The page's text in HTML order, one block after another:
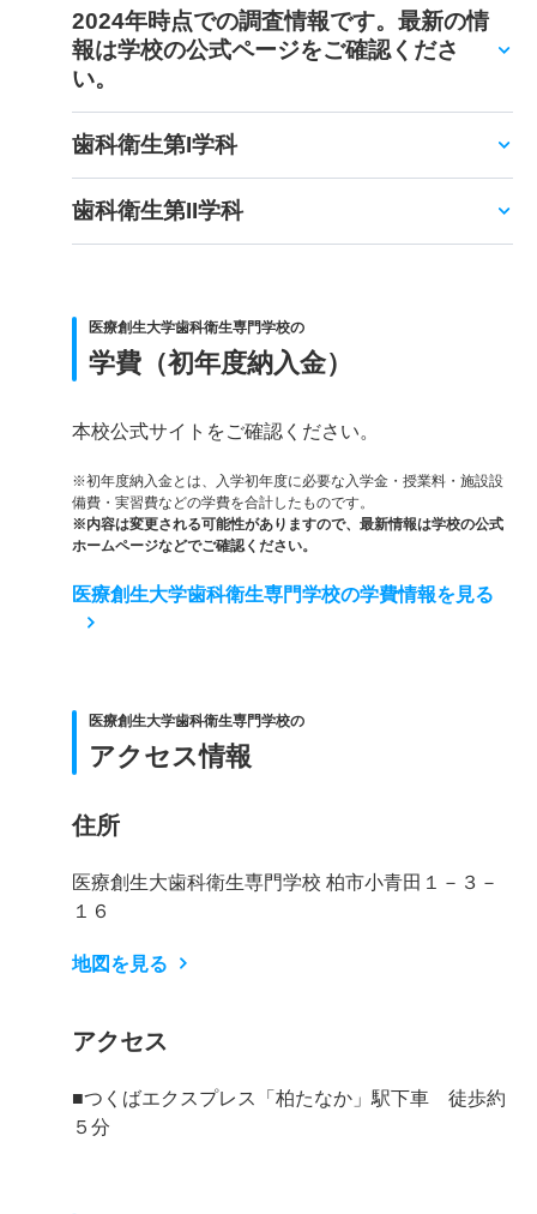
2024年時点での調査情報です。最新の情
報は学校の公式ページをご確認くださ
い。
歯科衛生第I学科
歯科衛生第II学科
医療創生大学歯科衛生専門学校の
学費（初年度納入金）
本校公式サイトをご確認ください。
※初年度納入金とは、入学初年度に必要な入学金・授業料・施設設
備費・実習費などの学費を合計したものです。
※内容は変更される可能性がありますので、最新情報は学校の公式
ホームページなどでご確認ください。
医療創生大学歯科衛生専門学校の学費情報を見る
医療創生大学歯科衛生専門学校の
アクセス情報
住所
医療創生大歯科衛生専門学校 柏市小青田１－３－
１６
地図を見る
アクセス
■つくばエクスプレス「柏たなか」駅下車 徒歩約
５分